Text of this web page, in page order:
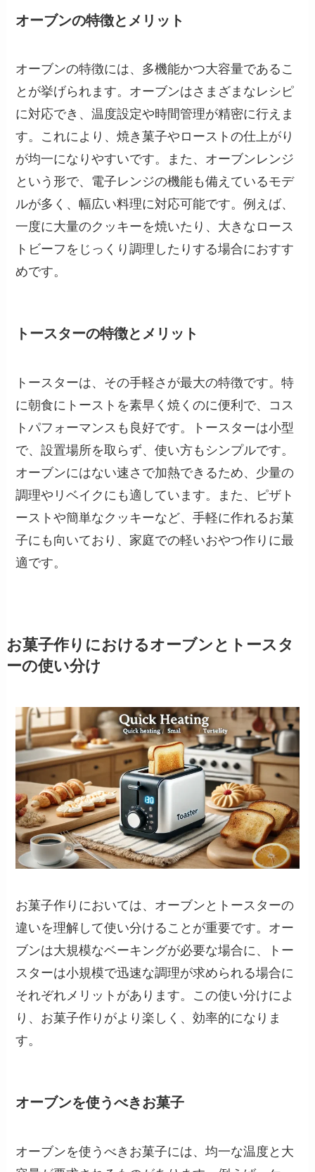
オーブンの特徴とメリット
オーブンの特徴には、多機能かつ大容量であるこ
とが挙げられます。オーブンはさまざまなレシピ
に対応でき、温度設定や時間管理が精密に行えま
す。これにより、焼き菓子やローストの仕上がり
が均一になりやすいです。また、オーブンレンジ
という形で、電子レンジの機能も備えているモデ
ルが多く、幅広い料理に対応可能です。例えば、
一度に大量のクッキーを焼いたり、大きなロース
トビーフをじっくり調理したりする場合におすす
めです。
トースターの特徴とメリット
トースターは、その手軽さが最大の特徴です。特
に朝食にトーストを素早く焼くのに便利で、コス
トパフォーマンスも良好です。トースターは小型
で、設置場所を取らず、使い方もシンプルです。
オーブンにはない速さで加熱できるため、少量の
調理やリベイクにも適しています。また、ピザト
ーストや簡単なクッキーなど、手軽に作れるお菓
子にも向いており、家庭での軽いおやつ作りに最
適です。
お菓子作りにおけるオーブンとトースタ
ーの使い分け
お菓子作りにおいては、オーブンとトースターの
違いを理解して使い分けることが重要です。オー
ブンは大規模なベーキングが必要な場合に、トー
スターは小規模で迅速な調理が求められる場合に
それぞれメリットがあります。この使い分けによ
り、お菓子作りがより楽しく、効率的になりま
す。
オーブンを使うべきお菓子
オーブンを使うべきお菓子には、均一な温度と大